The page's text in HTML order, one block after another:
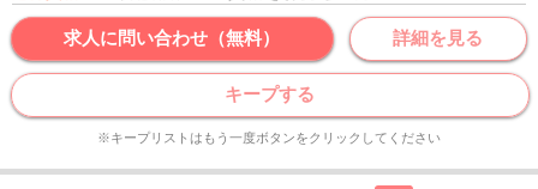
求人に問い合わせ（無料） 詳細を見る
キープする
※キープリストはもう一度ボタンをクリックしてください